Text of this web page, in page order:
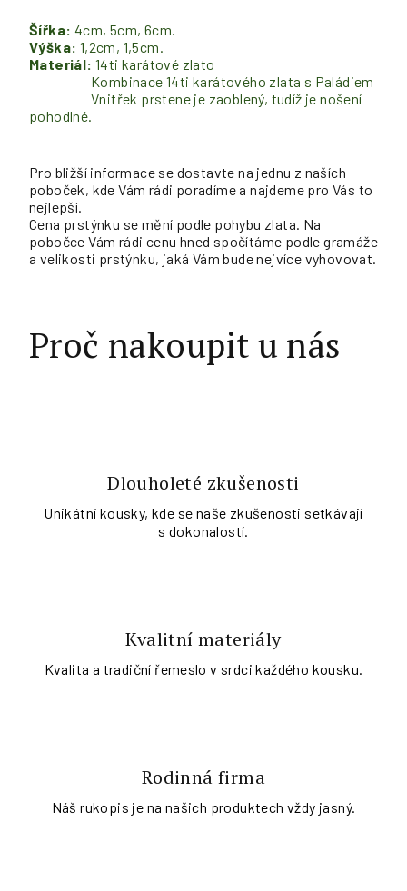
Šířka: 4cm, 5cm, 6cm.
Výška: 1,2cm, 1,5cm.
Materiál: 14ti karátové zlato
Kombinace 14ti karátového zlata s Paládiem
Vnitřek prstene je zaoblený, tudíž je nošení
pohodlné.
Pro bližší informace se dostavte na jednu z naších
poboček, kde Vám rádi poradíme a najdeme pro Vás to
nejlepší.
Cena prstýnku se mění podle pohybu zlata. Na
pobočce Vám rádi cenu hned spočítáme podle gramáže
a velikosti prstýnku, jaká Vám bude nejvíce vyhovovat.
Proč nakoupit u nás
Dlouholeté zkušenosti
Unikátní kousky, kde se naše zkušenosti setkávají
s dokonalostí.
Kvalitní materiály
Kvalita a tradiční řemeslo v srdci každého kousku.
Rodinná firma
Náš rukopis je na našich produktech vždy jasný.